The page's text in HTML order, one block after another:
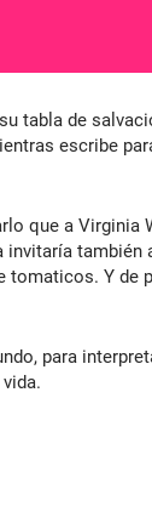
tabla de
escribe
que a
Y
para